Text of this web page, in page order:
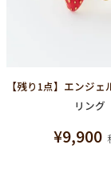
リング
¥9,900